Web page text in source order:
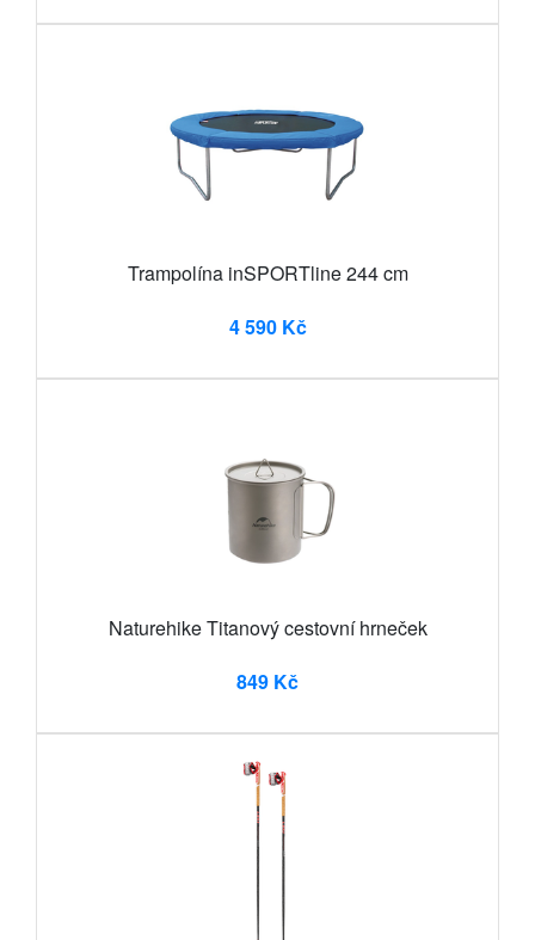
Trampolína inSPORTline 244 cm
4 590 Kč
Naturehike Titanový cestovní hrneček
849 Kč